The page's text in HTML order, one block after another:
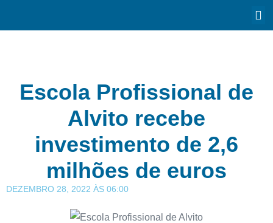
Escola Profissional de
Alvito recebe
investimento de 2,6
milhões de euros
DEZEMBRO 28, 2022 ÀS 06:00